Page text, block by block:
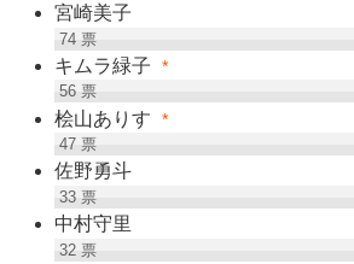
宮崎美子
74票
キムラ緑子 *
56票
桧山ありす *
47票
佐野勇斗
33票
中村守里
32票